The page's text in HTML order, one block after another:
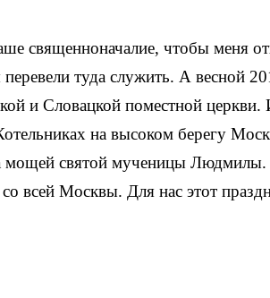
священноначалие, чтобы меня
туда служить. А весной
и Словацкой поместной церкви.
на высоком берегу
мощей святой мученицы Людмилы.
всей Москвы. Для нас этот